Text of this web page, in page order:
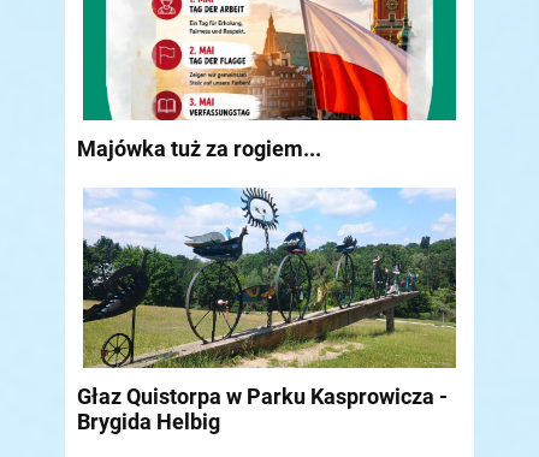
Majówka tuż za rogiem...
Głaz Quistorpa w Parku Kasprowicza -
Brygida Helbig